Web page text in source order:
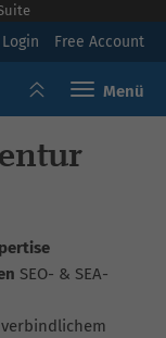
Login Free Account
Toggle
SEO- & SEA-